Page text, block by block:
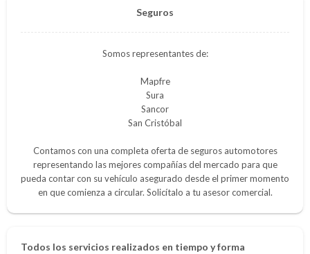
Seguros
Somos representantes de:
Mapfre
Sura
Sancor
San Cristóbal
Contamos con una completa oferta de seguros automotores
representando las mejores compañías del mercado para que
pueda contar con su vehículo asegurado desde el primer momento
en que comienza a circular. Solicítalo a tu asesor comercial.
Todos los servicios realizados en tiempo y forma